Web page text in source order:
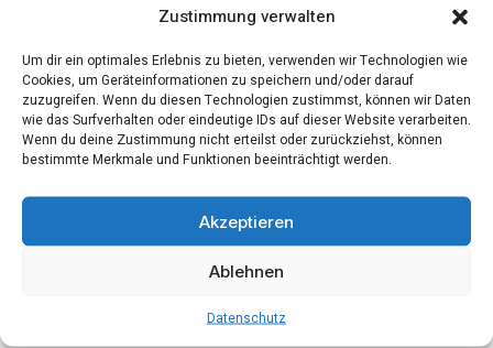
Zustimmung verwalten
Um dir ein optimales Erlebnis zu bieten, verwenden wir Technologien wie
Cookies, um Geräteinformationen zu speichern und/oder darauf
zuzugreifen. Wenn du diesen Technologien zustimmst, können wir Daten
wie das Surfverhalten oder eindeutige IDs auf dieser Website verarbeiten.
Wenn du deine Zustimmung nicht erteilst oder zurückziehst, können
bestimmte Merkmale und Funktionen beeinträchtigt werden.
Akzeptieren
Ablehnen
Datenschutz